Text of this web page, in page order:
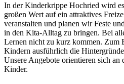
In der Kinderkrippe Hochried wird
großen Wert auf ein attraktives
veranstalten und planen wir Feste
in den Kita-Alltag zu bringen. Bei
Lernen nicht zu kurz kommen. Zum
Kindern ausführlich die
Unsere Angebote orientieren sich an
Kinder.